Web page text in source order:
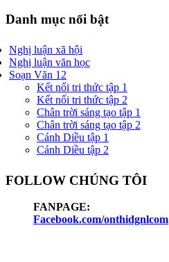
Danh mục nổi bật
Nghị luận xã hội
Nghị luận văn học
Soạn Văn 12
Kết nối tri thức tập 1
Kết nối tri thức tập 2
Chân trời sáng tạo tập 1
Chân trời sáng tạo tập 2
Cánh Diều tập 1
Cánh Diều tập 2
FOLLOW CHÚNG TÔI
FANPAGE:
Facebook.com/onthidgnlcom